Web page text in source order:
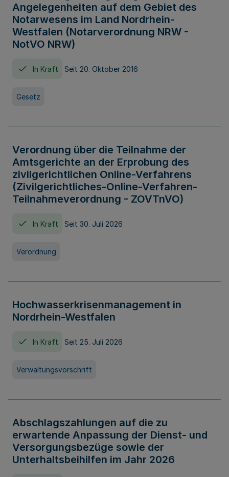
Angelegenheiten auf dem Gebiet des
Notarwesens im Land Nordrhein-
Westfalen (Notarverordnung NRW -
NotVO NRW)
In Kraft Seit 20. Oktober 2016
Gesetz
Verordnung über die Teilnahme der
Amtsgerichte an der Erprobung des
zivilgerichtlichen Online-Verfahrens
(Zivilgerichtliches-Online-Verfahren-
Teilnahmeverordnung - ZOVTnVO)
In Kraft Seit 30. Juli 2026
Verordnung
Hochwasserkrisenmanagement in
Nordrhein-Westfalen
In Kraft Seit 25. Juli 2026
Verwaltungsvorschrift
Abschlagszahlungen auf die zu
erwartende Anpassung der Dienst- und
Versorgungsbezüge sowie der
Unterhaltsbeihilfen im Jahr 2026